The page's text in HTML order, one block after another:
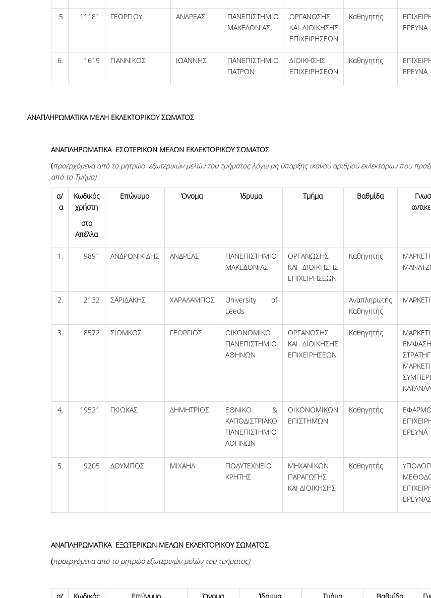
5 11181 ΓΕΩΡΓΙΟΥ ΑΝΔΡΕΑΣ
ΠΑΝΕΠΙΣΤΗΜΙΟ
ΜΑΚΕΔΟΝΙΑΣ
ΟΡΓΑΝΩΣΗΣ
ΚΑΙ ΔΙΟΙΚΗΣΗΣ
ΕΠΙΧΕΙΡΗΣΕΩΝ
Καθηγητής
ΕΡΕΥΝΑ
6. 1619 ΓΙΑΝΝΙΚΟΣ ΙΩΑΝΝΗΣ
ΠΑΝΕΠΙΣΤΗΜΙΟ
ΠΑΤΡΩΝ
ΔΙΟΙΚΗΣΗΣ
ΕΠΙΧΕΙΡΗΣΕΩΝ
Καθηγητής
ΕΡΕΥΝΑ
ΑΝΑΠΛΗΡΩΜΑΤΙΚΑ ΜΕΛΗ ΕΚΛΕΚΤΟΡΙΚΟΥ ΣΩΜΑΤΟΣ
ΑΝΑΠΛΗΡΩΜΑΤΙΚΑ ΕΣΩΤΕΡΙΚΩΝ ΜΕΛΩΝ ΕΚΛΕΚΤΟΡΙΚΟΥ ΣΩΜΑΤΟΣ
(προερχόμενα από το μητρώο εξωτερικών μελών του τμήματος λόγω μη ύπαρξης ικανού αριθμού εκλεκτόρων που
από το Τμήμα)
α/
α
Κωδικός
χρήστη
στο
Απέλλα
Επώνυμο Όνομα Ίδρυμα Τμήμα Βαθμίδα
1. 9891 ΑΝΔΡΟΝΙΚΙΔΗΣ ΑΝΔΡΕΑΣ
ΠΑΝΕΠΙΣΤΗΜΙΟ
ΜΑΚΕΔΟΝΙΑΣ
ΟΡΓΑΝΩΣΗΣ
ΚΑΙ ΔΙΟΙΚΗΣΗΣ
ΕΠΙΧΕΙΡΗΣΕΩΝ
Καθηγητής
2. 2132 ΣΑΡΙΔΑΚΗΣ ΧΑΡΑΛΑΜΠΟΣ
University of
Leeds
Αναπληρωτής
Καθηγητής
3. 8572 ΣΙΩΜΚΟΣ ΓΕΩΡΓΙΟΣ
ΟΙΚΟΝΟΜΙΚΟ
ΠΑΝΕΠΙΣΤΗΜΙΟ
ΑΘΗΝΩΝ
ΟΡΓΑΝΩΣΗΣ
ΚΑΙ ΔΙΟΙΚΗΣΗΣ
ΕΠΙΧΕΙΡΗΣΕΩΝ
Καθηγητής
4. 19521 ΓΚΙΩΚΑΣ ΔΗΜΗΤΡΙΟΣ
ΕΘΝΙΚΟ &
ΚΑΠΟΔΙΣΤΡΙΑΚΟ
ΠΑΝΕΠΙΣΤΗΜΙΟ
ΑΘΗΝΩΝ
ΟΙΚΟΝΟΜΙΚΩΝ
ΕΠΙΣΤΗΜΩΝ
Καθηγητής
ΕΡΕΥΝΑ
5. 9205 ΔΟΥΜΠΟΣ ΜΙΧΑΗΛ
ΠΟΛΥΤΕΧΝΕΙΟ
ΚΡΗΤΗΣ
ΜΗΧΑΝΙΚΩΝ
ΠΑΡΑΓΩΓΗΣ
ΚΑΙ ΔΙΟΙΚΗΣΗΣ
Καθηγητής
ΕΡΕΥΝΑΣ
ΑΝΑΠΛΗΡΩΜΑΤΙΚΑ ΕΞΩΤΕΡΙΚΩΝ ΜΕΛΩΝ ΕΚΛΕΚΤΟΡΙΚΟΥ ΣΩΜΑΤΟΣ
(προερχόμενα από το μητρώο εξωτερικών μελών του τμήματος)